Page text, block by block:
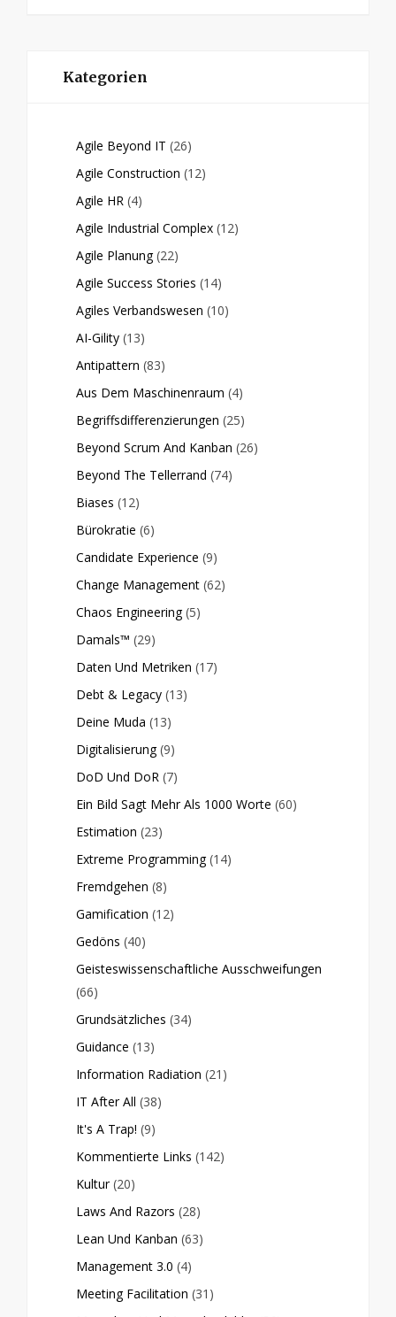
Kategorien
Agile Beyond IT (26)
Agile Construction (12)
Agile HR (4)
Agile Industrial Complex (12)
Agile Planung (22)
Agile Success Stories (14)
Agiles Verbandswesen (10)
AI-Gility (13)
Antipattern (83)
Aus Dem Maschinenraum (4)
Begriffsdifferenzierungen (25)
Beyond Scrum And Kanban (26)
Beyond The Tellerrand (74)
Biases (12)
Bürokratie (6)
Candidate Experience (9)
Change Management (62)
Chaos Engineering (5)
Damals™ (29)
Daten Und Metriken (17)
Debt & Legacy (13)
Deine Muda (13)
Digitalisierung (9)
DoD Und DoR (7)
Ein Bild Sagt Mehr Als 1000 Worte (60)
Estimation (23)
Extreme Programming (14)
Fremdgehen (8)
Gamification (12)
Gedöns (40)
Geisteswissenschaftliche Ausschweifungen
(66)
Grundsätzliches (34)
Guidance (13)
Information Radiation (21)
IT After All (38)
It's A Trap! (9)
Kommentierte Links (142)
Kultur (20)
Laws And Razors (28)
Lean Und Kanban (63)
Management 3.0 (4)
Meeting Facilitation (31)